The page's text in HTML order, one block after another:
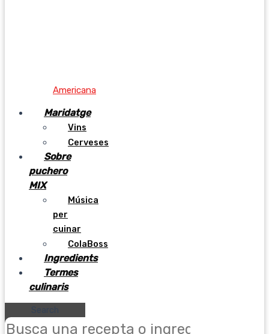
Americana
Maridatge
Vins
Cerveses
Sobre
puchero
MIX
Música
per
cuinar
ColaBoss
Ingredients
Termes
culinaris
Search